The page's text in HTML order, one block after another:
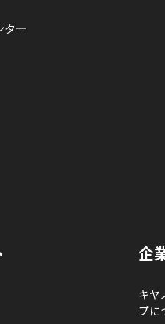
タ―
企
キヤ
プに